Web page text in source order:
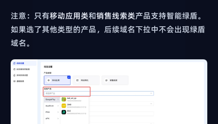
注意：只有移动应用类和销售线索类产品支持智能绿盾。
如果选了其他类型的产品，后续域名下拉中不会出现绿盾
域名。